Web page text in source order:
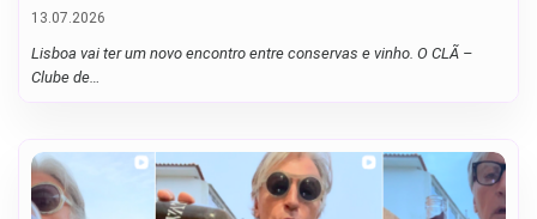
13.07.2026
Lisboa vai ter um novo encontro entre conservas e vinho. O CLÃ –
Clube de…